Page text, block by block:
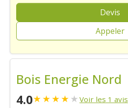
Devis
Appeler
Bois Energie Nord
4.0★★★★★ Voir les 1 avis